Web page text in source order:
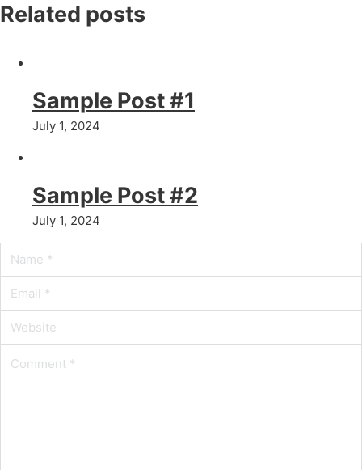
Related posts
Sample Post #1
July 1, 2024
Sample Post #2
July 1, 2024